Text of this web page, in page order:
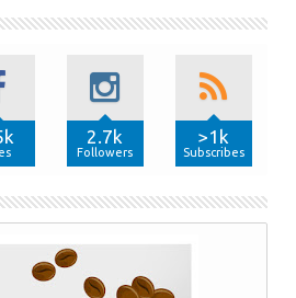
2.7k
Followers
>1k
Subscribes